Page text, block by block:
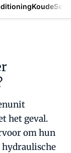
Koude
het geval.
om hun